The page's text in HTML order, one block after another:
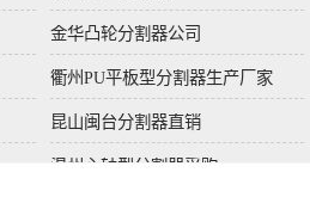
金华凸轮分割器公司
衢州PU平板型分割器生产厂家
昆山闽台分割器直销
温州心轴型分割器采购